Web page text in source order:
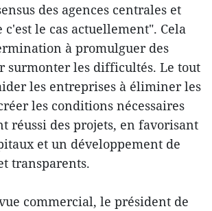
des agences centrales et
c'est le cas actuellement". Cela
à promulguer des
surmonter les difficultés. Le tout
les entreprises à éliminer les
les conditions nécessaires
réussi des projets, en favorisant
et un développement de
transparents.
commercial, le président de